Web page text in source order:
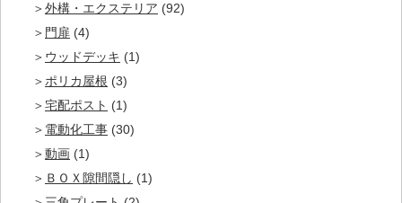
外構・エクステリア (92)
門扉 (4)
ウッドデッキ (1)
ポリカ屋根 (3)
宅配ポスト (1)
電動化工事 (30)
動画 (1)
ＢＯＸ隙間隠し (1)